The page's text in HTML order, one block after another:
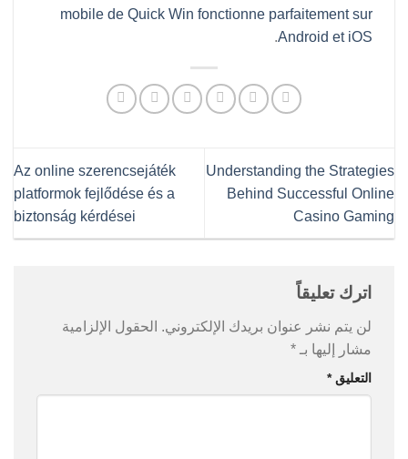
mobile de Quick Win fonctionne parfaitement sur
Android et iOS
.
Understanding the Strategies
Behind Successful Online
Casino Gaming
Az online szerencsejáték
platformok fejlődése és a
biztonság kérdései
اترك تعليقاً
لن يتم نشر عنوان بريدك الإلكتروني. الحقول الإلزامية
مشار إليها بـ *
التعليق*